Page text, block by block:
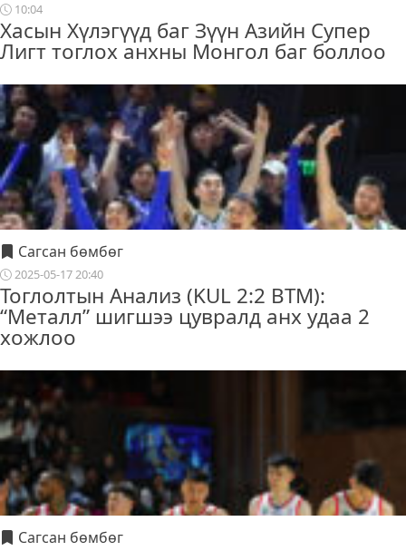
10:04
Хасын Хүлэгүүд баг Зүүн Азийн Супер
Лигт тоглох анхны Монгол баг боллоо
Сагсан бөмбөг
2025-05-17 20:40
Тоглолтын Анализ (KUL 2:2 BTM):
“Металл” шигшээ цувралд анх удаа 2
хожлоо
Сагсан бөмбөг